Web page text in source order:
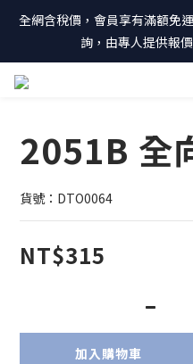
全網含稅價，會員享有滿額免
詢，由專人提供報
2051B 全
貨號：DTO0064
NT$315
加入購物車